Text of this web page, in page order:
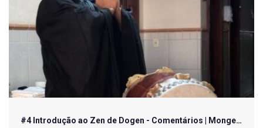
#4 Introdução ao Zen de Dogen - Comentários | Monge…